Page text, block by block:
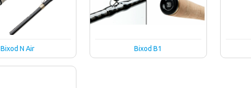
Bixod N Air Bixod B1